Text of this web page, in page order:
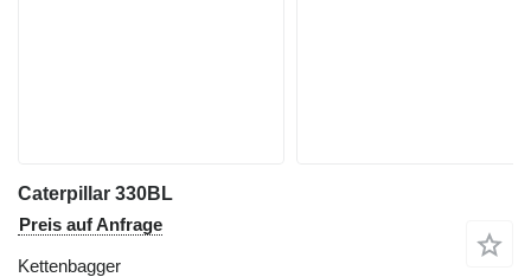
Caterpillar 330BL
Preis auf Anfrage
Kettenbagger